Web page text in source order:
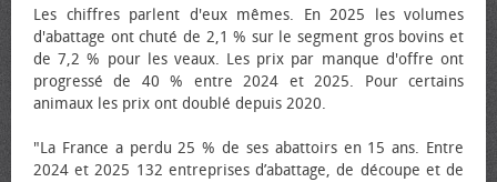
Les chiffres parlent d'eux mêmes. En 2025 les volumes
d'abattage ont chuté de 2,1 % sur le segment gros bovins et
de 7,2 % pour les veaux. Les prix par manque d'offre ont
progressé de 40 % entre 2024 et 2025. Pour certains
animaux les prix ont doublé depuis 2020.
"La France a perdu 25 % de ses abattoirs en 15 ans. Entre
2024 et 2025 132 entreprises d’abattage, de découpe et de